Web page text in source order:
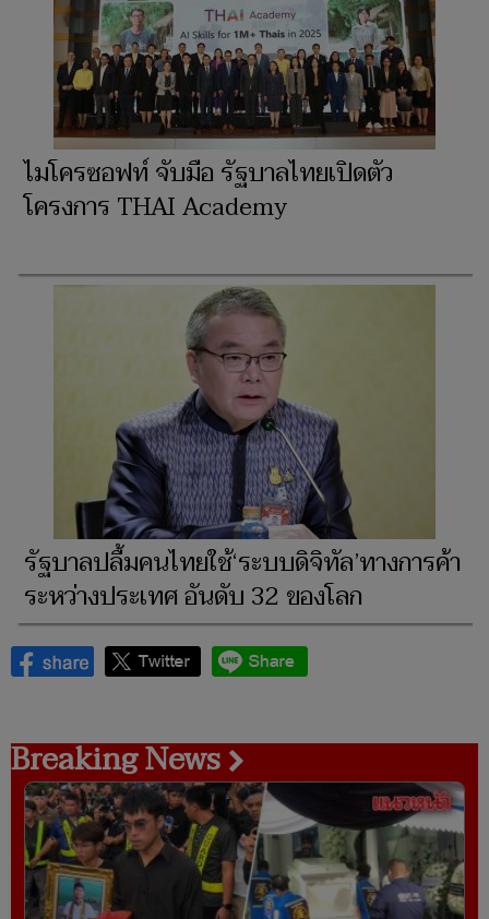
ไมโครซอฟท์ จับมือ รัฐบาลไทยเปิดตัว
โครงการ THAI Academy
รัฐบาลปลื้มคนไทยใช้‘ระบบดิจิทัล’ทางการค้า
ระหว่างประเทศ อันดับ 32 ของโลก
Breaking News